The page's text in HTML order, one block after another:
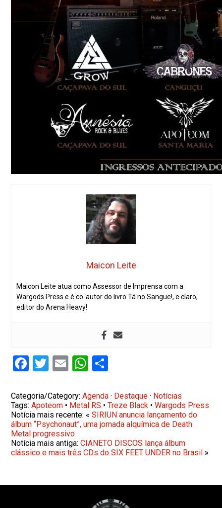
Maicon Leite
Maicon Leite atua como Assessor de Imprensa com a
Wargods Press e é co-autor do livro Tá no Sangue!, e claro,
editor do Arena Heavy!
Facebook
Twitter
EmailWhatsApp
Categoria/Category:Agenda · Destaque · Notícias
Tags:Apoteom • Metal RS •Treze Black •Wargods Press
Notícia mais recente: «SIRIUN anuncia lançamento do
álbum “Psychonaut”, uma jornada alquímica de Death
Metal progressivo
Notícia mais antiga:CIANETO DISCOS lança álbum
clássico e mais três CDs do SIX FEET UNDER no Brasil »